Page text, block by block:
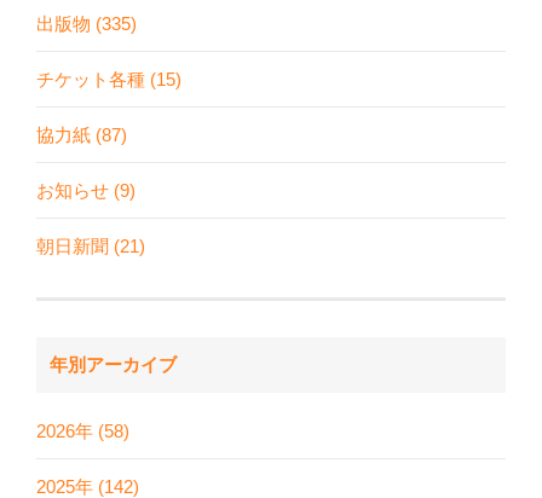
出版物 (335)
チケット各種 (15)
協力紙 (87)
お知らせ (9)
朝日新聞 (21)
年別アーカイブ
2026年 (58)
2025年 (142)